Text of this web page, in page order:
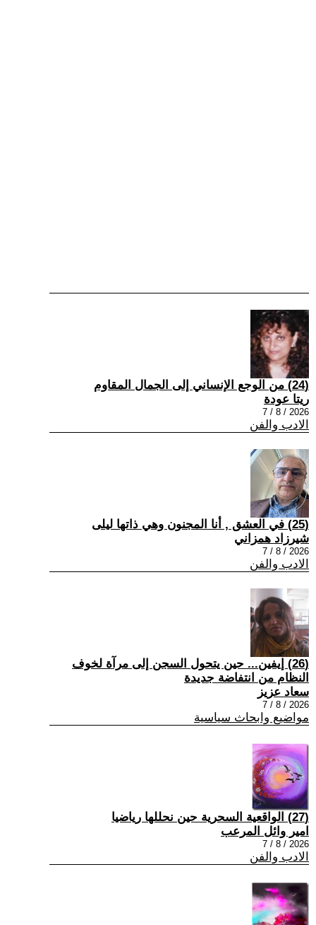
(24) من الوجع الإنساني إلى الجمال المقاوم
ريتا عودة
2026 / 8 / 7
الادب والفن
(25) في العشق , أنا المجنون وهي ذاتها ليلى
شيرزاد همزاني
2026 / 8 / 7
الادب والفن
(26) إيفين... حين يتحول السجن إلى مرآة لخوف
النظام من انتفاضة جديدة
سعاد عزيز
2026 / 8 / 7
مواضيع وابحاث سياسية
(27) الواقعية السحرية حين نحللها رياضيا
امير وائل المرعب
2026 / 8 / 7
الادب والفن